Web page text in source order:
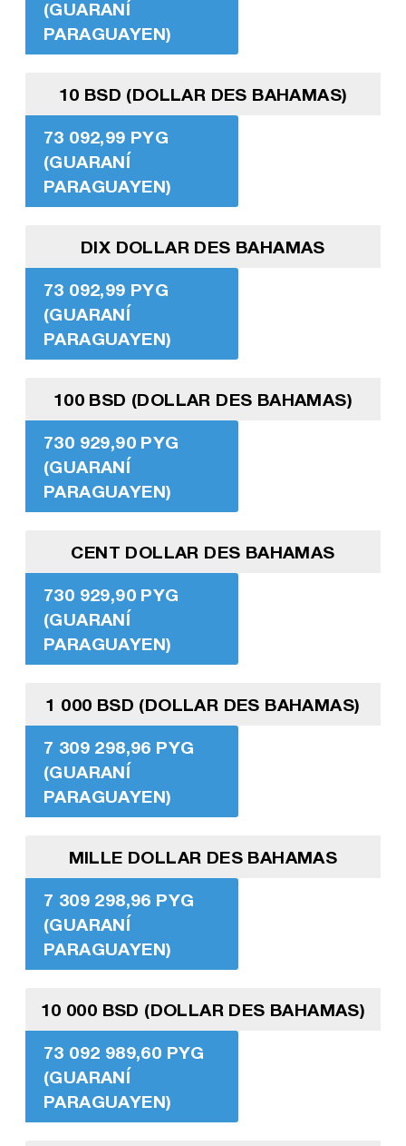
(GUARANÍ
PARAGUAYEN)
10 BSD (DOLLAR DES BAHAMAS)
73 092,99 PYG
(GUARANÍ
PARAGUAYEN)
DIX DOLLAR DES BAHAMAS
73 092,99 PYG
(GUARANÍ
PARAGUAYEN)
100 BSD (DOLLAR DES BAHAMAS)
730 929,90 PYG
(GUARANÍ
PARAGUAYEN)
CENT DOLLAR DES BAHAMAS
730 929,90 PYG
(GUARANÍ
PARAGUAYEN)
1 000 BSD (DOLLAR DES BAHAMAS)
7 309 298,96 PYG
(GUARANÍ
PARAGUAYEN)
MILLE DOLLAR DES BAHAMAS
7 309 298,96 PYG
(GUARANÍ
PARAGUAYEN)
10 000 BSD (DOLLAR DES BAHAMAS)
73 092 989,60 PYG
(GUARANÍ
PARAGUAYEN)